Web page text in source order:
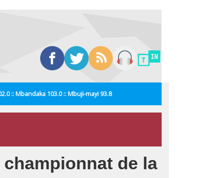
:: Mbandaka 103.0 :: Mbuji-mayi 93.8
de la